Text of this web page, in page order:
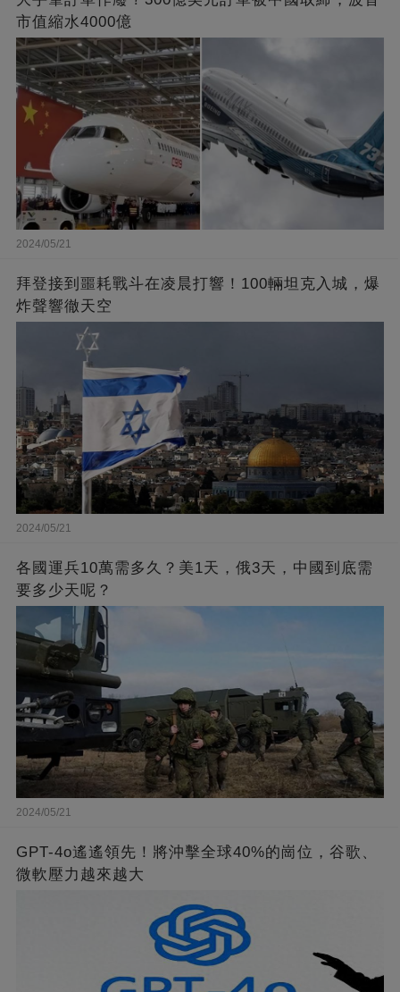
市值縮水4000億
2024/05/21
拜登接到噩耗戰斗在凌晨打響！100輛坦克入城，爆
炸聲響徹天空
2024/05/21
各國運兵10萬需多久？美1天，俄3天，中國到底需
要多少天呢？
2024/05/21
GPT-4o遙遙領先！將沖擊全球40%的崗位，谷歌、
微軟壓力越來越大